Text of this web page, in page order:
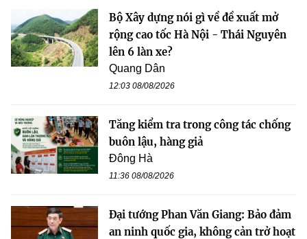
Bộ Xây dựng nói gì về đề xuất mở
rộng cao tốc Hà Nội - Thái Nguyên
lên 6 làn xe?
Quang Dân
12:03 08/08/2026
Tăng kiểm tra trong công tác chống
buôn lậu, hàng giả
Đông Hà
11:36 08/08/2026
Đại tướng Phan Văn Giang: Bảo đảm
an ninh quốc gia, không cản trở hoạt